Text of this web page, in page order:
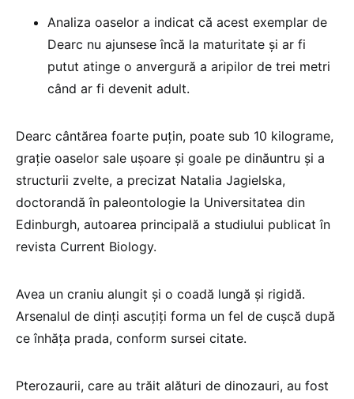
Analiza oaselor a indicat că acest exemplar de
Dearc nu ajunsese încă la maturitate şi ar fi
putut atinge o anvergură a aripilor de trei metri
când ar fi devenit adult.
Dearc cântărea foarte puţin, poate sub 10 kilograme,
graţie oaselor sale uşoare şi goale pe dinăuntru şi a
structurii zvelte, a precizat Natalia Jagielska,
doctorandă în paleontologie la Universitatea din
Edinburgh, autoarea principală a studiului publicat în
revista Current Biology.
Avea un craniu alungit şi o coadă lungă şi rigidă.
Arsenalul de dinţi ascuţiţi forma un fel de cuşcă după
ce înhăţa prada, conform sursei citate.
Pterozaurii, care au trăit alături de dinozauri, au fost